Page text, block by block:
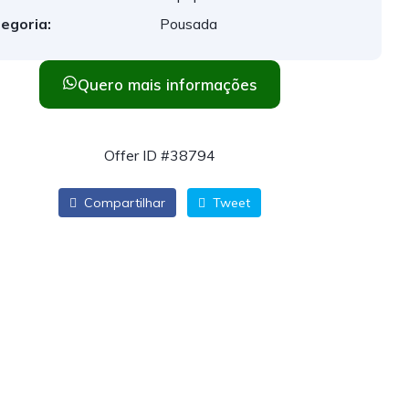
Pousada
Quero mais informações
Offer ID #38794
Compartilhar Tweet